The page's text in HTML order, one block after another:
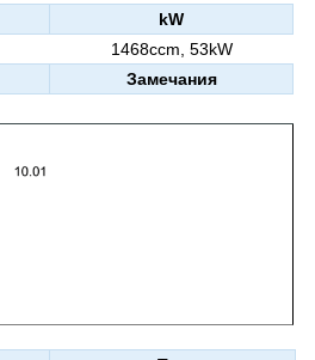
1468ccm, 53kW
kW
Замечания